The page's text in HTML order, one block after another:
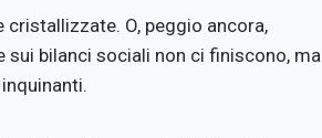
O, peggio ancora,
bilanci sociali non ci finiscono, ma